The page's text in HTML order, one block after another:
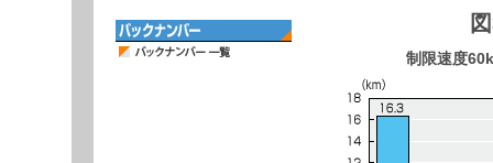
制限速度